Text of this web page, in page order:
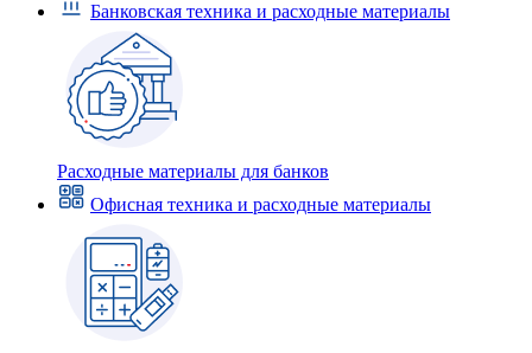
Банковская техника и расходные материалы
Расходные материалы для банков
Офисная техника и расходные материалы